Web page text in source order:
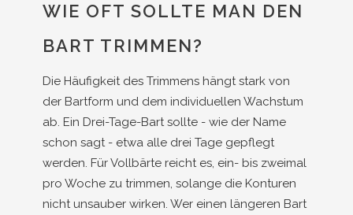
WIE OFT SOLLTE MAN DEN
BART TRIMMEN?
Die Häufigkeit des Trimmens hängt stark von
der Bartform und dem individuellen Wachstum
ab. Ein Drei-Tage-Bart sollte - wie der Name
schon sagt - etwa alle drei Tage gepflegt
werden. Für Vollbärte reicht es, ein- bis zweimal
pro Woche zu trimmen, solange die Konturen
nicht unsauber wirken. Wer einen längeren Bart